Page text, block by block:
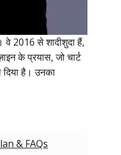
वे 2016 से शादीशुदा हैं,
के प्रयास, जो चार्ट
दिया है। उनका
& FAQs